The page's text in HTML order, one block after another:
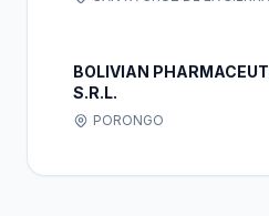
BOLIVIAN
S.R.L.
PORONGO